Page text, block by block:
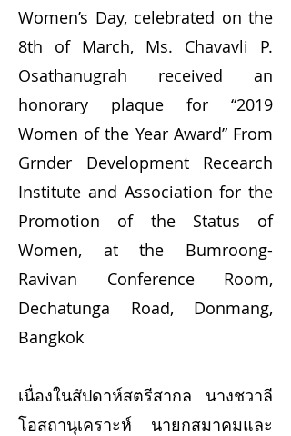
Women’s Day, celebrated on the
8th of March, Ms. Chavavli P.
Osathanugrah received an
honorary plaque for “2019
Women of the Year Award” From
Grnder Development Recearch
Institute and Association for the
Promotion of the Status of
Women, at the Bumroong-
Ravivan Conference Room,
Dechatunga Road, Donmang,
Bangkok
เนื่องในสัปดาห์สตรีสากล นางชวาลี
โอสถานุเคราะห์ นายกสมาคมและ